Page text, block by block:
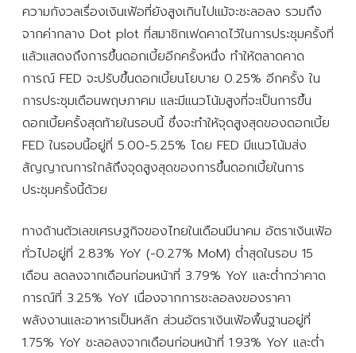
ความกังวลเรื่องเงินเฟ้อที่ยังสูงเกินไปแม้จะชะลอลง รวมถึง
จากค่ากลาง Dot plot ที่สมาชิกเฟดคาดไว้ในการประชุมครั้งที่
แล้วแสดงถึงการขึ้นดอกเบี้ยอีกครั้งหนึ่ง ทำให้ตลาดคาด
การณ์ FED จะปรับขึ้นดอกเบี้ยนโยบาย 0.25% อีกครั้ง ใน
การประชุมเดือนพฤษภาคม และมีแนวโน้มสูงที่จะเป็นการขึ้น
ดอกเบี้ยครั้งสุดท้ายในรอบนี้ ซึ่งจะทำให้จุดสูงสุดของดอกเบี้ย
FED ในรอบนี้อยู่ที่ 5.00-5.25% โดย FED มีแนวโน้มส่ง
สัญญาณการใกล้ถึงจุดสูงสุดของการขึ้นดอกเบี้ยในการ
ประชุมครั้งนี้ด้วย
ทางด้านตัวเลขเศรษฐกิจของไทยในเดือนมีนาคม อัตราเงินเฟ้อ
ทั่วไปอยู่ที่ 2.83% YoY (-0.27% MoM) ต่ำสุดในรอบ 15
เดือน ลดลงจากเดือนก่อนหน้าที่ 3.79% YoY และต่ำกว่าคาด
การณ์ที่ 3.25% YoY เนื่องจากการชะลอลงของราคา
พลังงานและอาหารเป็นหลัก ส่วนอัตราเงินเฟ้อพื้นฐานอยู่ที่
1.75% YoY ชะลอลงจากเดือนก่อนหน้าที่ 1.93% YoY และต่ำ